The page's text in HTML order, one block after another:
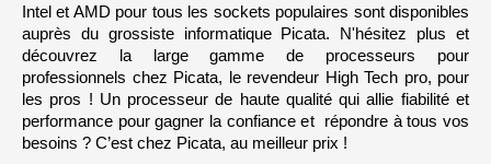
Intel et AMD pour tous les sockets populaires sont disponibles
auprès du grossiste informatique Picata. N'hésitez plus et
découvrez la large gamme de processeurs pour
professionnels chez Picata, le revendeur High Tech pro, pour
les pros ! Un processeur de haute qualité qui allie fiabilité et
performance pour gagner la confiance et  répondre à tous vos
besoins ? C’est chez Picata, au meilleur prix !